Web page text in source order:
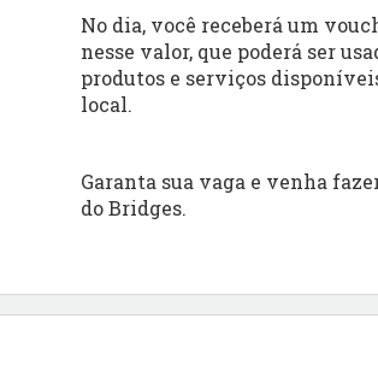
No dia, você receberá um
nesse valor, que poderá ser
produtos e serviços
local.
Garanta sua vaga e venha
do Bridges.